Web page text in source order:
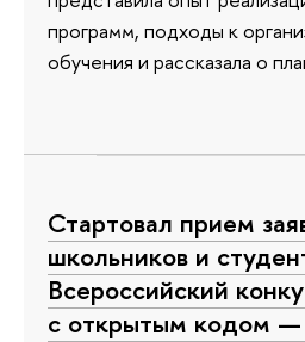
программ, подходы к
обучения и рассказала о
Стартовал прием
школьников и
Всероссийский
с открытым кодом